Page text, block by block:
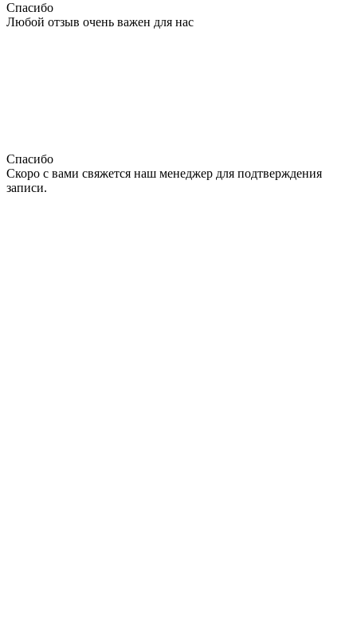
Спасибо
Любой отзыв очень важен для нас
Спасибо
Скоро с вами свяжется наш менеджер для подтверждения
записи.